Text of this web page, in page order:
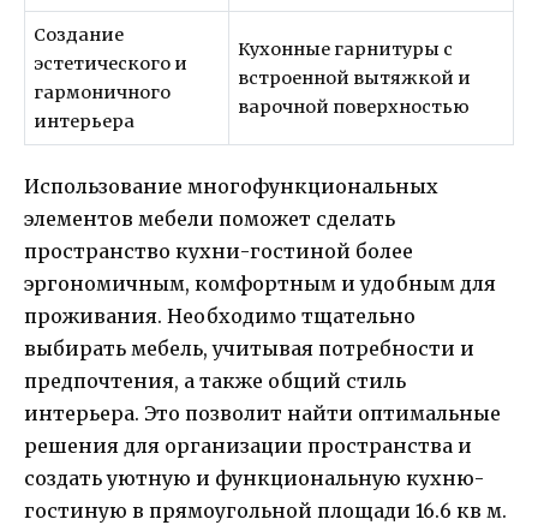
Создание
эстетического и
гармоничного
интерьера
Кухонные гарнитуры с
встроенной вытяжкой и
варочной поверхностью
Использование многофункциональных
элементов мебели поможет сделать
пространство кухни-гостиной более
эргономичным, комфортным и удобным для
проживания. Необходимо тщательно
выбирать мебель, учитывая потребности и
предпочтения, а также общий стиль
интерьера. Это позволит найти оптимальные
решения для организации пространства и
создать уютную и функциональную кухню-
гостиную в прямоугольной площади 16.6 кв м.